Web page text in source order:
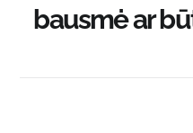
bausmė ar